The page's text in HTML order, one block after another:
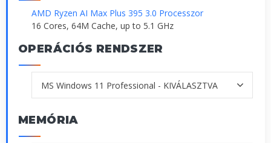
AMD Ryzen AI Max Plus 395 3.0 Processzor
16 Cores, 64M Cache, up to 5.1 GHz
OPERÁCIÓS RENDSZER
MEMÓRIA